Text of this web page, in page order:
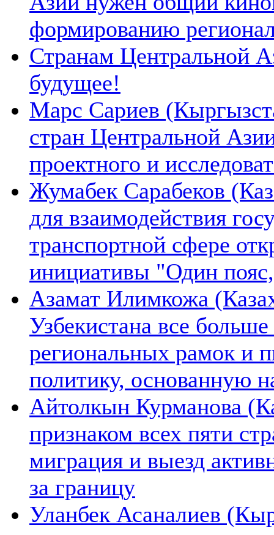
формированию
Странам Центральной
будущее!
Марс Сариев
стран Центральной
проектного и
Жумабек Сарабеков
для взаимодействия
транспортной сфере
инициативы "Один
Азамат Илимкожа
Узбекистана все
региональных рамок и
политику, основанную
Айтолкын Курманова
признаком всех пяти
миграция и выезд
за границу
Уланбек Асаналиев